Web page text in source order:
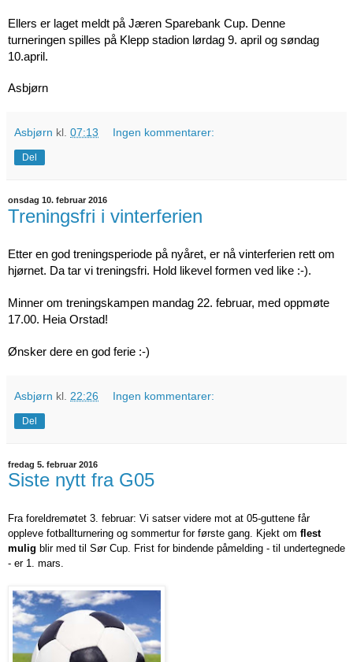
Ellers er laget meldt på Jæren Sparebank Cup. Denne
turneringen spilles på Klepp stadion lørdag 9. april og søndag
10.april.
Asbjørn
Asbjørn kl. 07:13 Ingen kommentarer:
Del
onsdag 10. februar 2016
Treningsfri i vinterferien
Etter en god treningsperiode på nyåret, er nå vinterferien rett om
hjørnet. Da tar vi treningsfri. Hold likevel formen ved like :-).
Minner om treningskampen mandag 22. februar, med oppmøte
17.00. Heia Orstad!
Ønsker dere en god ferie :-)
Asbjørn kl. 22:26 Ingen kommentarer:
Del
fredag 5. februar 2016
Siste nytt fra G05
Fra foreldremøtet 3. februar: Vi satser videre mot at 05-guttene får
oppleve fotballturnering og sommertur for første gang. Kjekt om flest
mulig blir med til Sør Cup. Frist for bindende påmelding - til undertegnede
- er 1. mars.